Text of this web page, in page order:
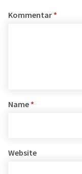
Kommentar *
Name *
Website